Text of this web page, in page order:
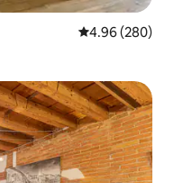
5 ರಲ್ಲಿ 4.96
4.96 (280)